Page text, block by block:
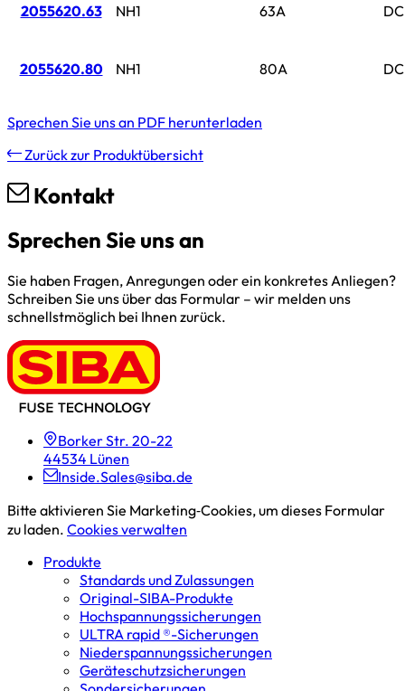
2055620.63 NH1 63A
2055620.80 NH1 80A
Sprechen Sie uns an PDF herunterladen
Zurück zur Produktübersicht
Kontakt
Sprechen Sie uns an
Sie haben Fragen, Anregungen oder ein konkretes Anliegen?
Schreiben Sie uns über das Formular – wir melden uns
schnellstmöglich bei Ihnen zurück.
Borker Str. 20-22
44534 Lünen
Inside.Sales@siba.de
Bitte aktivieren Sie Marketing‑Cookies, um dieses Formular
zu laden. Cookies verwalten
Produkte
Standards und Zulassungen
Original-SIBA-Produkte
Hochspannungs­sicherungen
ULTRA rapid ®-Sicherungen
Niederspannungs­sicherungen
Geräteschutz­sicherungen